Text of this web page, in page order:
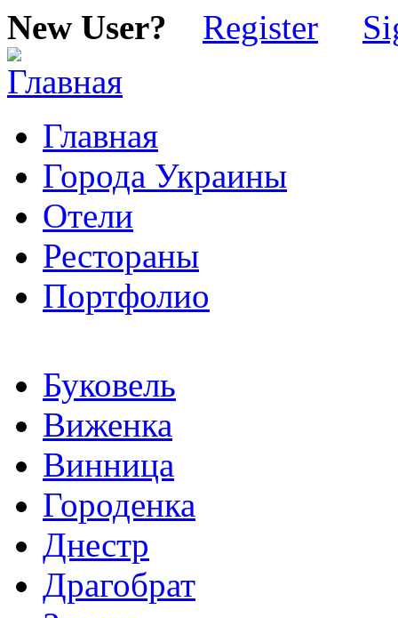
New User? Register
Главная
Города Украины
Отели
Рестораны
Портфолио
Буковель
Виженка
Винница
Городенка
Днестр
Драгобрат